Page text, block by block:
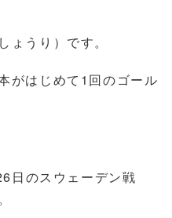
ょうり）です。
がはじめて 1 回のゴール
日のスウェーデン戦